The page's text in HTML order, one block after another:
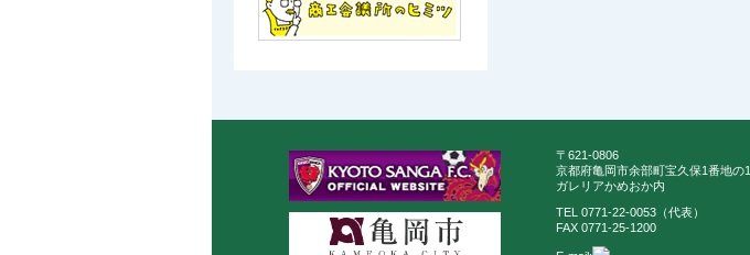
〒621-0806
京都府亀岡市余部町宝久保1番地の1
ガレリアかめおか内
TEL 0771-22-0053（代表）
FAX 0771-25-1200